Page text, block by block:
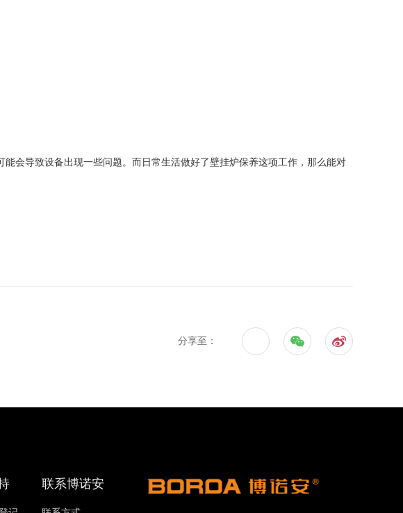
导致设备出现一些问题。而日常生活做好了壁挂炉保养这项工作，那么能对
分享至：
联系博诺安